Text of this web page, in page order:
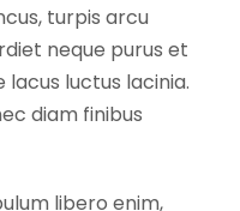
turpis arcu
neque purus et
lacus luctus lacinia.
diam finibus
libero enim,